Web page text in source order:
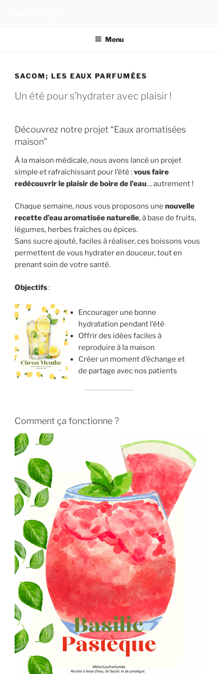
Menu
SACOM; LES EAUX PARFUMÉES
Un été pour s’hydrater avec plaisir !
Découvrez notre projet “Eaux aromatisées
maison”
À la maison médicale, nous avons lancé un projet
simple et rafraîchissant pour l’été :vous faire
redécouvrir le plaisir de boire de l’eau… autrement !
Chaque semaine, nous vous proposons une nouvelle
recette d’eau aromatisée naturelle, à base de fruits,
légumes, herbes fraîches ou épices.
Sans sucre ajouté, faciles à réaliser, ces boissons vous
permettent de vous hydrater en douceur, tout en
prenant soin de votre santé.
Objectifs:
Encourager une bonne
hydratation pendant l’été
Offrir des idées faciles à
reproduire à la maison
Créer un moment d’échange et
de partage avec nos patients
Comment ça fonctionne ?